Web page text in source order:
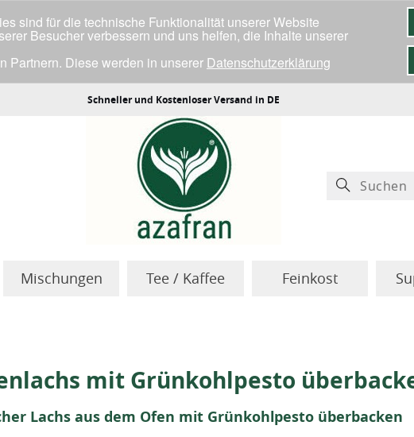
Schneller und Kostenloser Versand in DE
Mischungen Tee / Kaffee Feinkost
mit Grünkohlpesto
Lachs aus dem Ofen mit Grünkohlpesto überbacken
sind für die technische Funktionalität unserer Website
Besucher verbessern und uns helfen, die Inhalte unserer
Partnern. Diese werden in unserer Datenschutzerklärung
Cookies einverstanden bist.